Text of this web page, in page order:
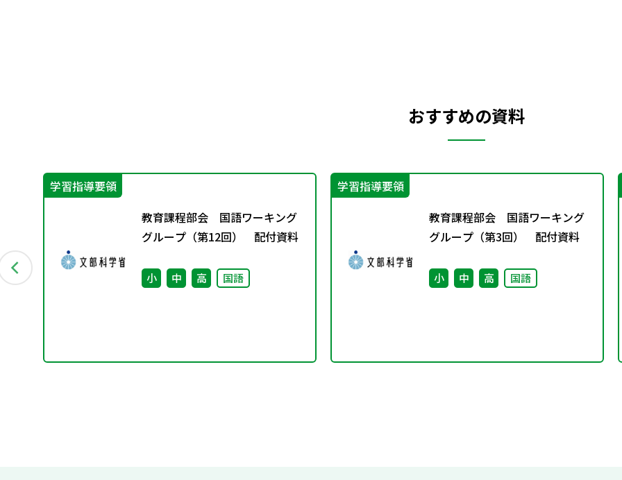
おすすめの資料
共
学習指導要領
教育課程部会 国語ワーキング
グループ（第12回） 配付資料
小 中 高 国語
学習指導要領
教育課程部会 国語ワーキング
グループ（第3回） 配付資料
小 中 高 国語